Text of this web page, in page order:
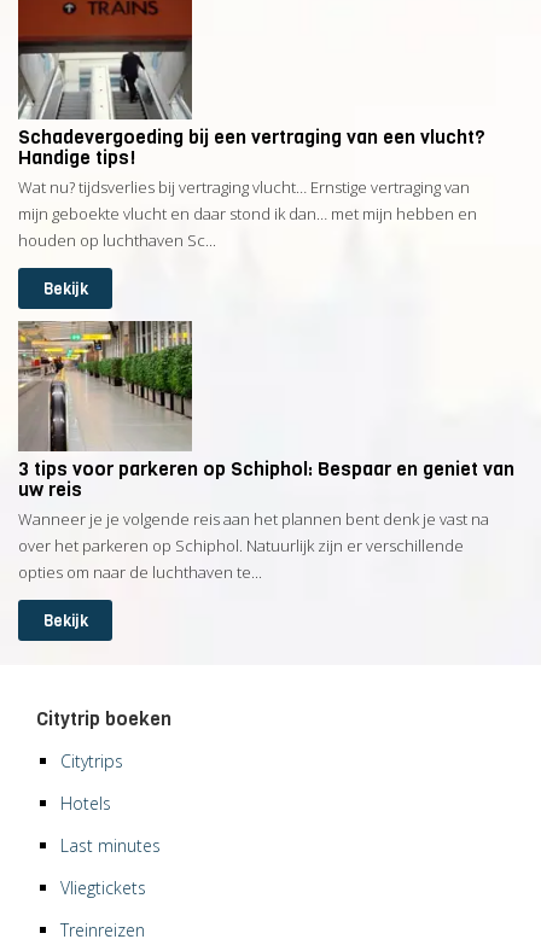
Schadevergoeding bij een vertraging van een vlucht?
Handige tips!
Wat nu? tijdsverlies bij vertraging vlucht… Ernstige vertraging van
mijn geboekte vlucht en daar stond ik dan… met mijn hebben en
houden op luchthaven Sc...
Bekijk
3 tips voor parkeren op Schiphol: Bespaar en geniet van
uw reis
Wanneer je je volgende reis aan het plannen bent denk je vast na
over het parkeren op Schiphol. Natuurlijk zijn er verschillende
opties om naar de luchthaven te...
Bekijk
Citytrip boeken
Citytrips
Hotels
Last minutes
Vliegtickets
Treinreizen